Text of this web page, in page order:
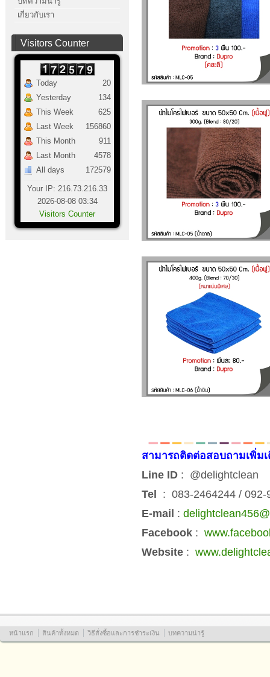
เกี่ยวกับเรา
Visitors Counter
Today
Yesterday
This Week
Last Week
This Month
Last Month
All days
20
134
625
156860
911
4578
172579
Your IP: 216.73.216.33
2026-08-08 03:34
Visitors Counter
สามารถติดต่อสอบถามเพิ่ม
Line ID : @delightclean
Tel
: 083-2464244 /
E-mail :
Facebook :
Website :
หน้าแรก สินค้าทั้งหมด วิธีสั่งซื้อและการชำระเงิน บทความน่ารู้